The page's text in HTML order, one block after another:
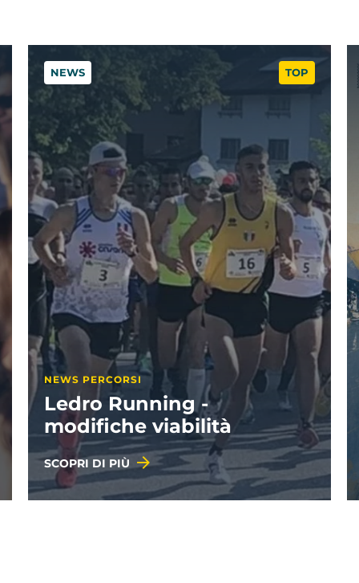
TOP
NEWS
NEWS PROGETTI
Geografie illustrate: i
vincitori
SCOPRI DI PIÙ